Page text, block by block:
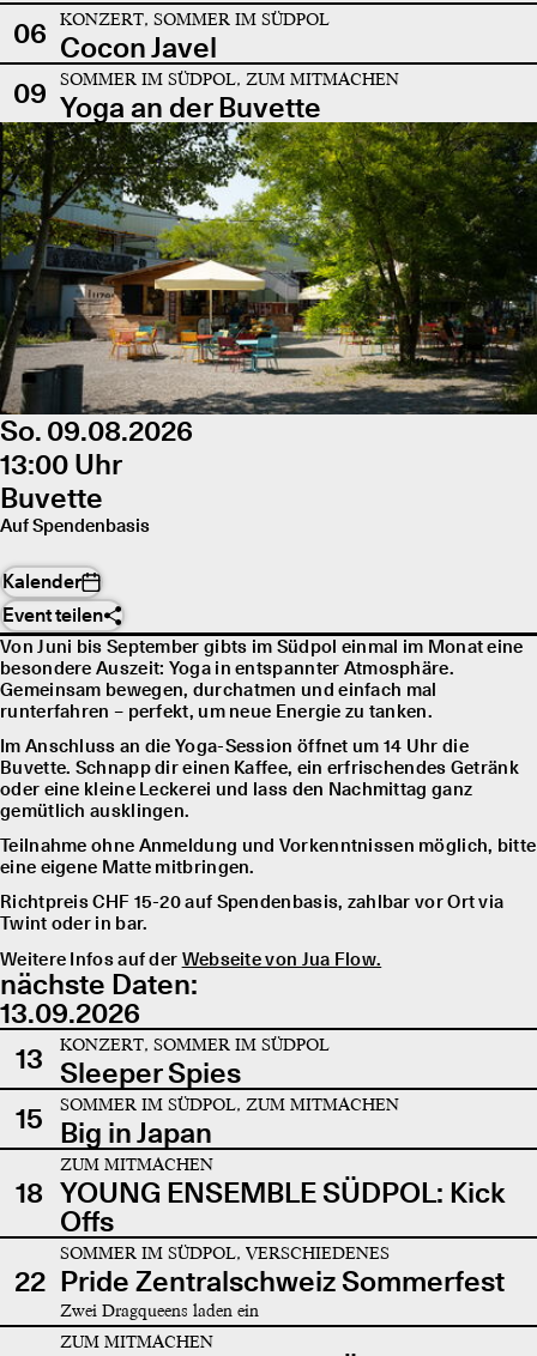
06 KONZERT, SOMMER IM SÜDPOL
Cocon Javel
09
SOMMER IM SÜDPOL, ZUM MITMACHEN
Yoga an der Buvette
So. 09.08.2026
13:00 Uhr
Buvette
Auf Spendenbasis
Kalender
Event teilen
Von Juni bis September gibts im Südpol einmal im Monat eine
besondere Auszeit: Yoga in entspannter Atmosphäre.
Gemeinsam bewegen, durchatmen und einfach mal
runterfahren – perfekt, um neue Energie zu tanken.
Im Anschluss an die Yoga-Session öffnet um 14 Uhr die
Buvette. Schnapp dir einen Kaffee, ein erfrischendes Getränk
oder eine kleine Leckerei und lass den Nachmittag ganz
gemütlich ausklingen.
Teilnahme ohne Anmeldung und Vorkenntnissen möglich, bitte
eine eigene Matte mitbringen.
Richtpreis CHF 15-20 auf Spendenbasis, zahlbar vor Ort via
Twint oder in bar.
Weitere Infos auf der Webseite von Jua Flow.
nächste Daten:
13.09.2026
13
KONZERT, SOMMER IM SÜDPOL
Sleeper Spies
15
SOMMER IM SÜDPOL, ZUM MITMACHEN
Big in Japan
18
ZUM MITMACHEN
YOUNG ENSEMBLE SÜDPOL: Kick
Offs
22
SOMMER IM SÜDPOL, VERSCHIEDENES
Pride Zentralschweiz Sommerfest
Zwei Dragqueens laden ein
ZUM MITMACHEN